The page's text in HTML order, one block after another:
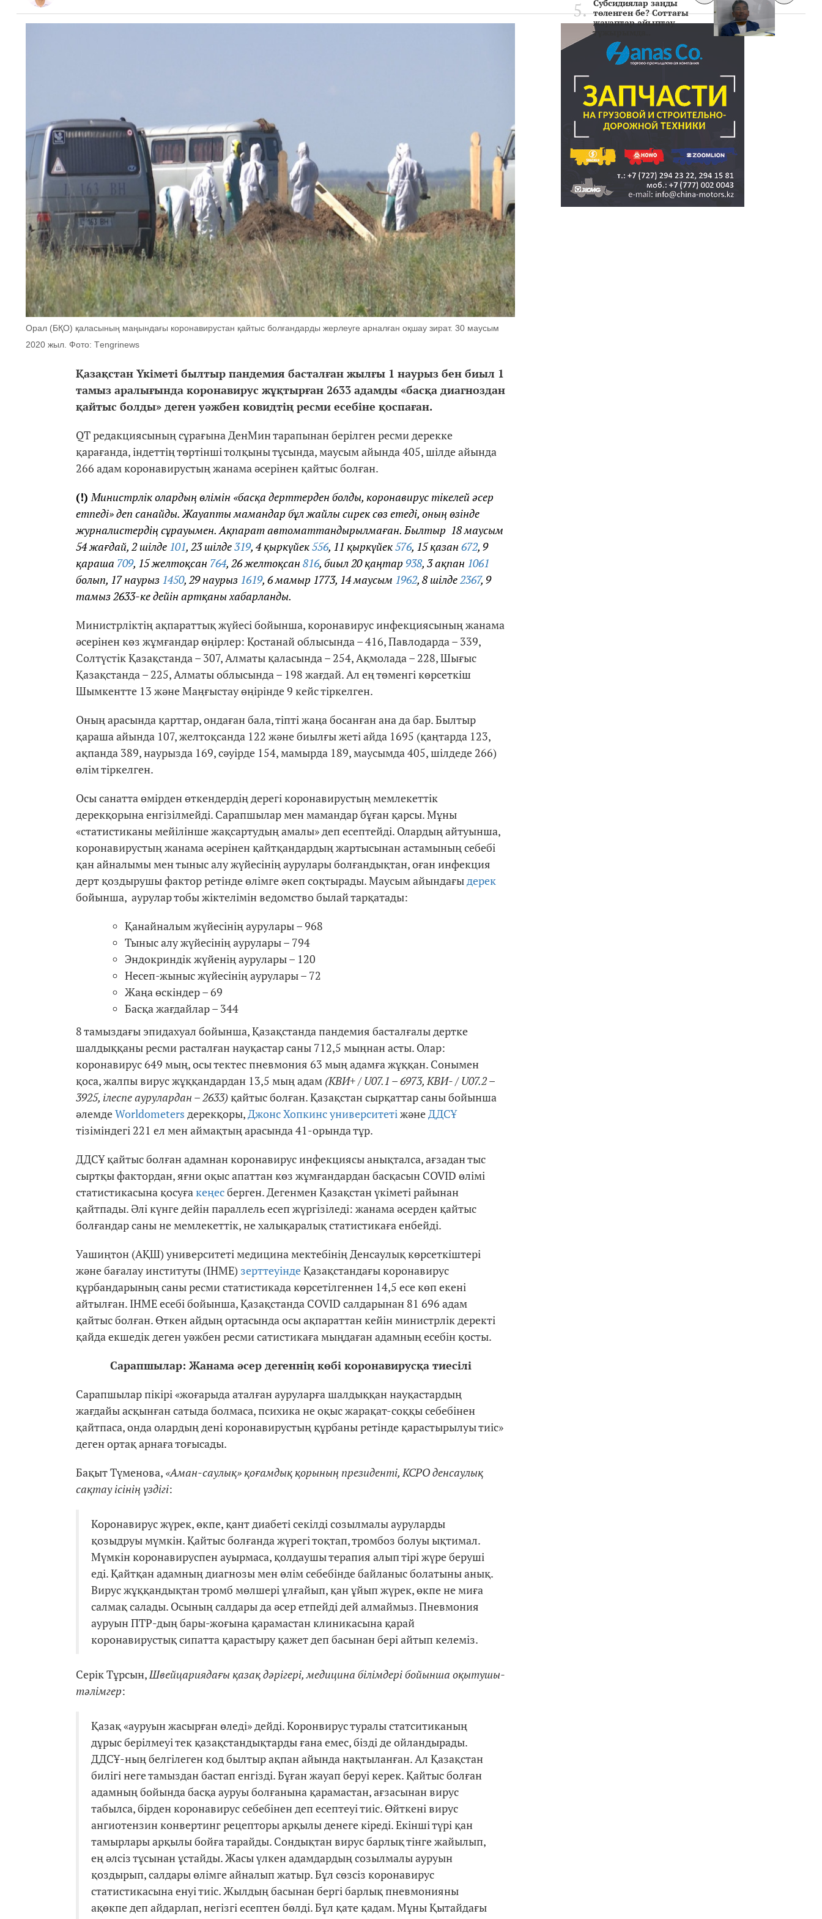
Орал (БҚО) қаласының маңындағы коронавирустан қайтыс болғандарды жерлеуге арналған оқшау зират. 30 маусым
2020 жыл. Фото: Тengrinews
Қазақстан Үкіметі былтыр пандемия басталған жылғы 1 наурыз бен биыл 1
тамыз аралығында коронавирус жұқтырған 2633 адамды «басқа диагноздан
қайтыс болды» деген уәжбен ковидтің ресми есебіне қоспаған.
QT редакциясының сұрағына ДенМин тарапынан берілген ресми дерекке
қарағанда, індеттің төртінші толқыны тұсында, маусым айында 405, шілде айында
266 адам коронавирустың жанама әсерінен қайтыс болған.
(!)Министрлік олардың өлімін «басқа дерттерден болды, коронавирус тікелей әсер
етпеді» деп санайды. Жауапты мамандар бұл жайлы сирек сөз етеді, оның өзінде
журналистердің сұрауымен. Ақпарат автоматтандырылмаған. Былтыр 18 маусым
54 жағдай, 2 шілде 101, 23 шілде319, 4 қыркүйек556, 11 қыркүйек576, 15 қазан 672, 9
қараша 709, 15 желтоқсан 764, 26 желтоқсан 816, биыл 20 қаңтар938, 3 ақпан 1061
болып, 17 наурыз 1450, 29 наурыз 1619, 6 мамыр 1773, 14 маусым 1962, 8 шілде2367, 9
тамыз 2633-ке дейін артқаны хабарланды.
Министрліктің ақпараттық жүйесі бойынша, коронавирус инфекциясының жанама
әсерінен көз жұмғандар өңірлер: Қостанай облысында – 416, Павлодарда – 339,
Солтүстік Қазақстанда – 307, Алматы қаласында – 254, Ақмолада – 228, Шығыс
Қазақстанда – 225, Алматы облысында – 198 жағдай. Ал ең төменгі көрсеткіш
Шымкентте 13 және Маңғыстау өңірінде 9 кейс тіркелген.
Оның арасында қарттар, ондаған бала, тіпті жаңа босанған ана да бар. Былтыр
қараша айында 107, желтоқсанда 122 және биылғы жеті айда 1695 (қаңтарда 123,
ақпанда 389, наурызда 169, сәуірде 154, мамырда 189, маусымда 405, шілдеде 266)
өлім тіркелген.
Осы санатта өмірден өткендердің дерегі коронавирустың мемлекеттік
дерекқорына енгізілмейді. Сарапшылар мен мамандар бұған қарсы. Мұны
«статистиканы мейілінше жақсартудың амалы» деп есептейді. Олардың айтуынша,
коронавирустың жанама әсерінен қайтқандардың жартысынан астамының себебі
қан айналымы мен тыныс алу жүйесінің аурулары болғандықтан, оған инфекция
дерт қоздырушы фактор ретінде өлімге әкеп соқтырады. Маусым айындағыдерек
бойынша, аурулар тобы жіктелімін ведомство былай тарқатады:
Қанайналым жүйесінің аурулары – 968
Тыныс алу жүйесінің аурулары – 794
Эндокриндік жүйенің аурулары – 120
Несеп-жыныс жүйесінің аурулары – 72
Жаңа өскіндер – 69
Басқа жағдайлар – 344
8 тамыздағы эпидахуал бойынша, Қазақстанда пандемия басталғалы дертке
шалдыққаны ресми расталған науқастар саны 712,5 мыңнан асты. Олар:
коронавирус 649 мың, осы тектес пневмония 63 мың адамға жұққан. Сонымен
қоса, жалпы вирус жұққандардан 13,5 мың адам (КВИ+ / U07.1 – 6973, КВИ- / U07.2 –
3925, ілеспе аурулардан – 2633)қайтыс болған. Қазақстан сырқаттар саны бойынша
әлемдеWorldometers дерекқоры,Джонс Хопкинс университетіжәнеДДСҰ
тізіміндегі 221 ел мен аймақтың арасында 41-орында тұр.
ДДСҰ қайтыс болған адамнан коронавирус инфекциясы анықталса, ағзадан тыс
сыртқы фактордан, яғни оқыс апаттан көз жұмғандардан басқасын COVID өлімі
статистикасына қосуғакеңесберген. Дегенмен Қазақстан үкіметі райынан
қайтпады. Әлі күнге дейін параллель есеп жүргізіледі: жанама әсерден қайтыс
болғандар саны не мемлекеттік, не халықаралық статистикаға енбейді.
Уашиңтон (АҚШ) университеті медицина мектебінің Денсаулық көрсеткіштері
және бағалау институты (IHME) зерттеуіндеҚазақстандағы коронавирус
құрбандарының саны ресми статистикада көрсетілгеннен 14,5 есе көп екені
айтылған. IHME есебі бойынша, Қазақстанда COVID салдарынан 81 696 адам
қайтыс болған. Өткен айдың ортасында осы ақпараттан кейін министрлік деректі
қайда екшедік деген уәжбен ресми сатистикаға мыңдаған адамның есебін қосты.
Сарапшылар: Жанама әсер дегеннің көбі коронавирусқа тиесілі
Сарапшылар пікірі «жоғарыда аталған ауруларға шалдыққан науқастардың
жағдайы асқынған сатыда болмаса, психика не оқыс жарақат-соққы себебінен
қайтпаса, онда олардың дені коронавирустың құрбаны ретінде қарастырылуы тиіс»
деген ортақ арнаға тоғысады.
Бақыт Түменова, «Аман-саулық» қоғамдық қорының президенті, КСРО денсаулық
сақтау ісінің үздігі:
Коронавирус жүрек, өкпе, қант диабеті секілді созылмалы ауруларды
қозыдруы мүмкін. Қайтыс болғанда жүрегі тоқтап, тромбоз болуы ықтимал.
Мүмкін коронавируспен ауырмаса, қолдаушы терапия алып тірі жүре беруші
еді. Қайтқан адамның диагнозы мен өлім себебінде байланыс болатыны анық.
Вирус жұққандықтан тромб мөлшері ұлғайып, қан ұйып жүрек, өкпе не миға
салмақ салады. Осының салдары да әсер етпейді дей алмаймыз. Пневмония
ауруын ПТР-дың бары-жоғына қарамастан клиникасына қарай
коронавирустық сипатта қарастыру қажет деп басынан бері айтып келеміз.
Серік Тұрсын,Швейцариядағы қазақ дәрігері, медицина білімдері бойынша оқытушы-
тәлімгер:
Қазақ «ауруын жасырған өледі» дейді. Коронвирус туралы статситиканың
дұрыс берілмеуі тек қазақстандықтарды ғана емес, бізді де ойландырады.
ДДСҰ-ның белгілеген код былтыр ақпан айында нақтыланған. Ал Қазақстан
билігі неге тамыздан бастап енгізді. Бұған жауап беруі керек. Қайтыс болған
адамның бойында басқа ауруы болғанына қарамастан, ағзасынан вирус
табылса, бірден коронавирус себебінен деп есептеуі тиіс. Өйткені вирус
ангиотензин конвертинг рецепторы арқылы денеге кіреді. Екінші түрі қан
тамырлары арқылы бойға тарайды. Сондықтан вирус барлық тінге жайылып,
ең әлсіз тұсынан ұстайды. Жасы үлкен адамдардың созылмалы ауруын
қоздырып, салдары өлімге айналып жатыр. Бұл сөзсіз коронавирус
статистикасына енуі тиіс. Жылдың басынан бергі барлық пневмонияны
ақөкпе деп айдарлап, негізгі есептен бөлді. Бұл қате қадам. Мұны Қытайдағы
Субсидиялар заңды
төленген бе? Соттағы
жауаптар айыптау
тұжырымда..